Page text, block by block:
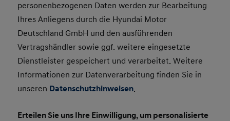
personenbezogenen Daten werden zur Bearbeitung
Ihres Anliegens durch die Hyundai Motor
Deutschland GmbH und den ausführenden
Vertragshändler sowie ggf. weitere eingesetzte
Dienstleister gespeichert und verarbeitet. Weitere
Informationen zur Datenverarbeitung finden Sie in
unseren Datenschutzhinweisen.
Erteilen Sie uns Ihre Einwilligung, um personalisierte